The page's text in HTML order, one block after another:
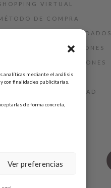
analíticas mediante el análisis
con finalidades publicitarias.
de forma concreta,
Ver preferencias
VIRTUAL
DE COMPRA
GUÍA DE TALLAS Y CUIDADOS
CAMBIOS Y DEVOLUCIONES
TÉRMINIOS Y CONDICIONES
LEGAL
DE PRIVACIDAD
DE COOKIES